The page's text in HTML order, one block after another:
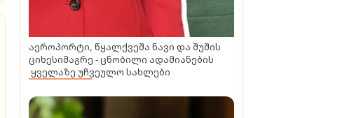
აეროპორტი, წყალქვეშა ნავი და შუშის
ციხესიმაგრე - ცნობილი ადამიანების
ყველაზე უჩვეულო სახლები